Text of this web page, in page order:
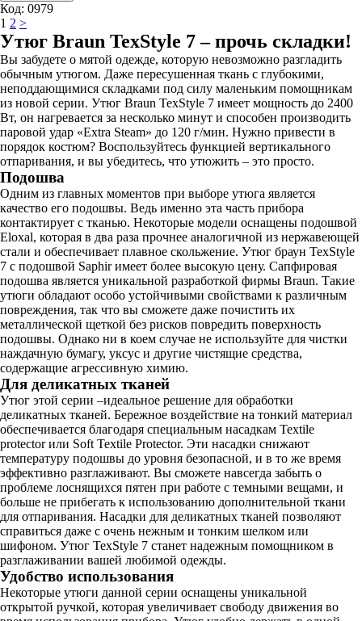
Код: 0979
1 2 >
Утюг Braun TexStyle 7 – прочь складки!
Вы забудете о мятой одежде, которую невозможно разгладить
обычным утюгом. Даже пересушенная ткань с глубокими,
неподдающимися складками под силу маленьким помощникам
из новой серии. Утюг Braun TexStyle 7 имеет мощность до 2400
Вт, он нагревается за несколько минут и способен производить
паровой удар «Extra Steam» до 120 г/мин. Нужно привести в
порядок костюм? Воспользуйтесь функцией вертикального
отпаривания, и вы убедитесь, что утюжить – это просто.
Подошва
Одним из главных моментов при выборе утюга является
качество его подошвы. Ведь именно эта часть прибора
контактирует с тканью. Некоторые модели оснащены подошвой
Eloxal, которая в два раза прочнее аналогичной из нержавеющей
стали и обеспечивает плавное скольжение. Утюг браун TexStyle
7 с подошвой Saphir имеет более высокую цену. Сапфировая
подошва является уникальной разработкой фирмы Braun. Такие
утюги обладают особо устойчивыми свойствами к различным
повреждения, так что вы сможете даже почистить их
металлической щеткой без рисков повредить поверхность
подошвы. Однако ни в коем случае не используйте для чистки
наждачную бумагу, уксус и другие чистящие средства,
содержащие агрессивную химию.
Для деликатных тканей
Утюг этой серии –идеальное решение для обработки
деликатных тканей. Бережное воздействие на тонкий материал
обеспечивается благодаря специальным насадкам Textile
protector или Soft Textile Protector. Эти насадки снижают
температуру подошвы до уровня безопасной, и в то же время
эффективно разглаживают. Вы сможете навсегда забыть о
проблеме лоснящихся пятен при работе с темными вещами, и
больше не прибегать к использованию дополнительной ткани
для отпаривания. Насадки для деликатных тканей позволяют
справиться даже с очень нежным и тонким шелком или
шифоном. Утюг TexStyle 7 станет надежным помощником в
разглаживании вашей любимой одежды.
Удобство использования
Некоторые утюги данной серии оснащены уникальной
открытой ручкой, которая увеличивает свободу движения во